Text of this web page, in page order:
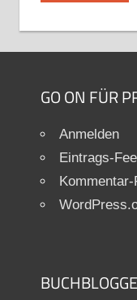
GO ON FÜR
Anmelden
Eintrags-
Kommentar-